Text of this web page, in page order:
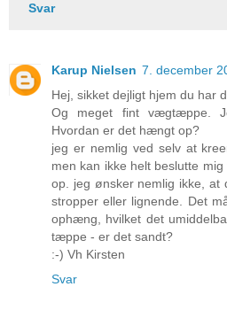
Svar
Karup Nielsen 7. december
Hej, sikket dejligt hjem du har
Og meget fint vægtæppe.
Hvordan er det hængt op?
jeg er nemlig ved selv at
men kan ikke helt beslutte
op. jeg ønsker nemlig ikke, at
stropper eller lignende. Det
ophæng, hvilket det
tæppe - er det sandt?
:-) Vh Kirsten
Svar